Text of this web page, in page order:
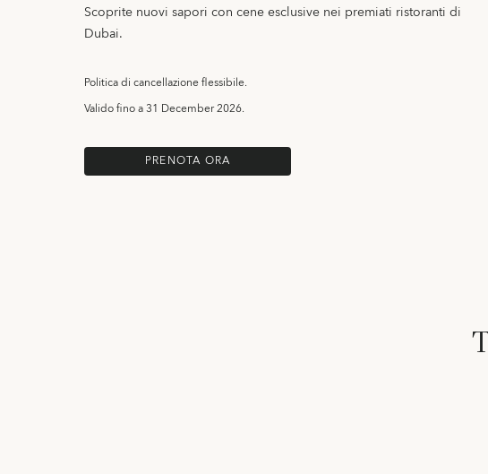
Scoprite nuovi sapori con cene esclusive nei premiati ristoranti di
Dubai.
Politica di cancellazione flessibile.
Valido fino a31 December 2026.
PRENOTA ORA